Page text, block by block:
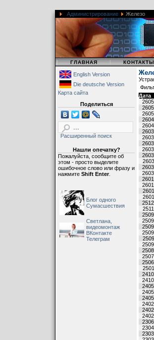
Администрирование Железо
| ГЛАВНАЯ | КОНТАКТЫ
English Version
Die deutsche Version
Карта сайта
Поделиться
Расширенный поиск
Нашли опечатку?
Пожалуйста, сообщите об
этом - просто выделите
ошибочное слово или фразу и
нажмите Shift Enter.
Блог одного
Сумасшествия
Светлана,
видеомонтаж
ВКонтакте
Телеграм
Дата